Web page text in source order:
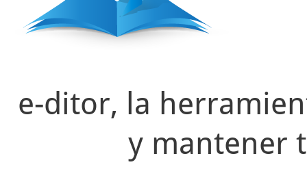
e-ditor, la
y mantener